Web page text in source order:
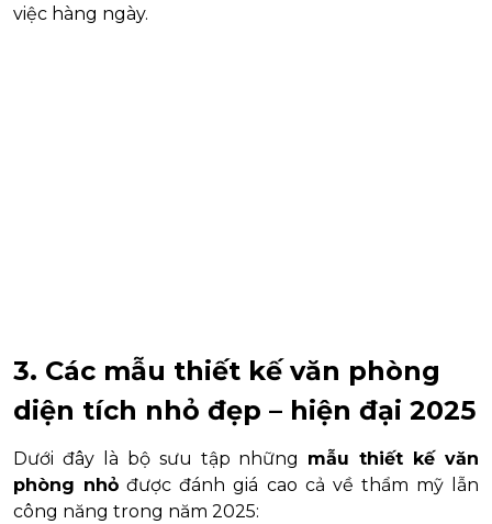
việc hàng ngày.
3. Các mẫu thiết kế văn phòng
diện tích nhỏ đẹp – hiện đại 2025
Dưới đây là bộ sưu tập những mẫu thiết kế văn
phòng nhỏ được đánh giá cao cả về thẩm mỹ lẫn
công năng trong năm 2025: